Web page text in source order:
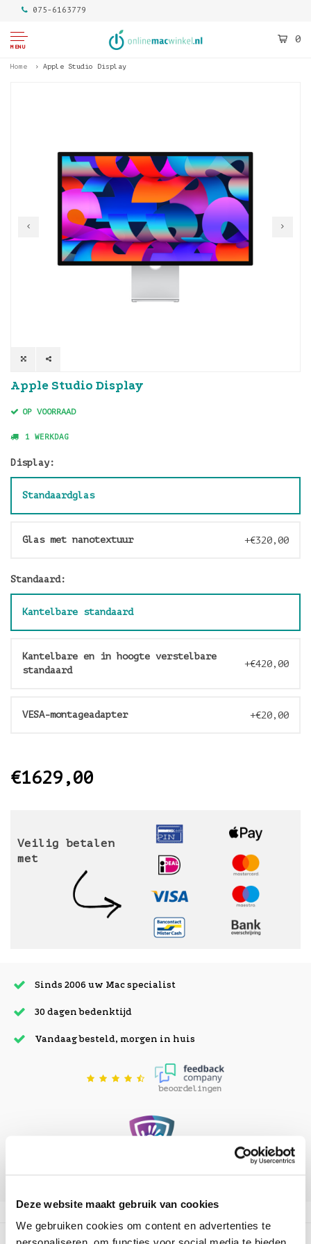
Deze website maakt gebruik van cookies
We gebruiken cookies om content en advertenties te
075-6163779
MENU
0
Home Apple Studio Display
Apple Studio Display
OP VOORRAAD
1 WERKDAG
Display:
Standaardglas
Glas met nanotextuur +€320,00
Standaard:
Kantelbare standaard
Kantelbare en in hoogte verstelbare
standaard
+€420,00
VESA-montageadapter +€20,00
€1629,00
Veilig betalen
met
Sinds 2006 uw Mac specialist
30 dagen bedenktijd
Vandaag besteld, morgen in huis
beoordelingen
Beschrijving